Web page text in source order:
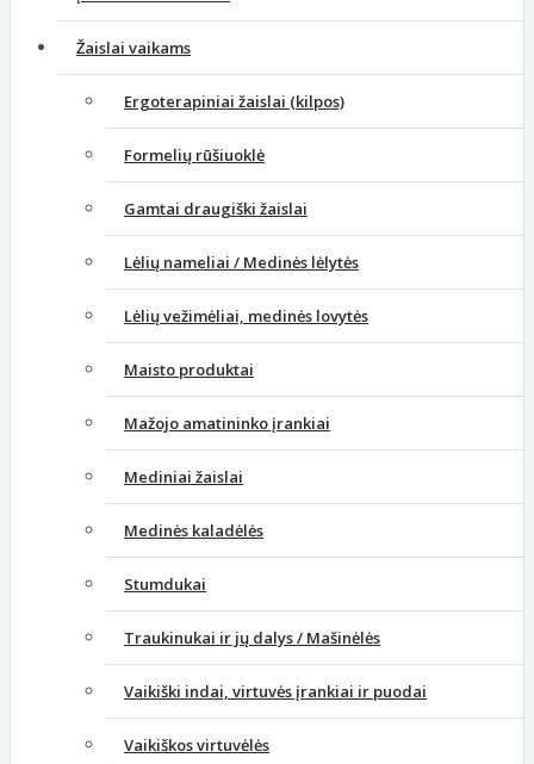
Žaislai vaikams
Ergoterapiniai žaislai (kilpos)
Formelių rūšiuoklė
Gamtai draugiški žaislai
Lėlių nameliai / Medinės lėlytės
Lėlių vežimėliai, medinės lovytės
Maisto produktai
Mažojo amatininko įrankiai
Mediniai žaislai
Medinės kaladėlės
Stumdukai
Traukinukai ir jų dalys / Mašinėlės
Vaikiški indai, virtuvės įrankiai ir puodai
Vaikiškos virtuvėlės